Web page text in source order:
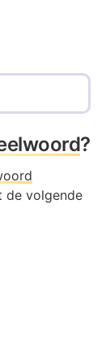
?
de volgende